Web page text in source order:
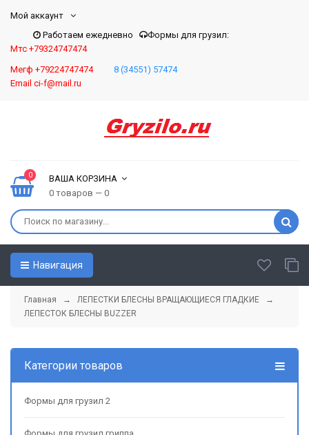
Мой аккаунт
Работаем ежедневно
Формы для грузил:
Мтс +79324747474
Мегф +79224747474
8 (34551) 57474
Email ci-f@mail.ru
0
ВАША КОРЗИНА
0 товаров — 0
Навигация
Главная → ЛЕПЕСТКИ БЛЕСНЫ ВРАЩАЮЩИЕСЯ ГЛАДКИЕ
→
ЛЕПЕСТОК БЛЕСНЫ BUZZER
Категории товаров
Формы для грузил 2